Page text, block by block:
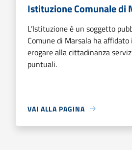
Istituzione Comunale di
L’Istituzione è un soggetto
Comune di Marsala ha
erogare alla cittadinanza
puntuali.
VAI ALLA PAGINA